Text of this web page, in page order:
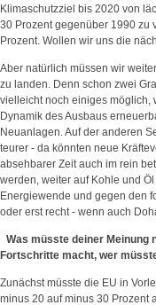
Klimaschutzziel bis 2020 von
30 Prozent gegenüber 1990 zu
Prozent. Wollen wir uns die
Aber natürlich müssen wir
zu landen. Denn schon zwei
vielleicht noch einiges möglich,
Dynamik des Ausbaus
Neuanlagen. Auf der anderen
teurer - da könnten neue
absehbarer Zeit auch im rein
werden, weiter auf Kohle und
Energiewende und gegen den
oder erst recht - wenn auch
Was müsste deiner Meinung
Fortschritte macht, wer
Zunächst müsste die EU in
minus 20 auf minus 30 Prozent